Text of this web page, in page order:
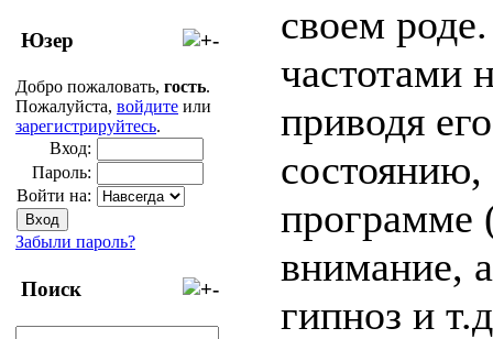
Юзер
Добро пожаловать, гость.
Пожалуйста, войдите или
зарегистрируйтесь.
Вход:
Пароль:
Войти на:
Забыли пароль?
Поиск
своем
частотами
приводя
состоянию,
программе
внимание,
гипноз и